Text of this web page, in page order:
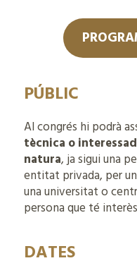
PÚBLIC
Al congrés hi podrà
tècnica o
natura, ja sigui una
entitat privada, per
una universitat o
persona que té
DATES